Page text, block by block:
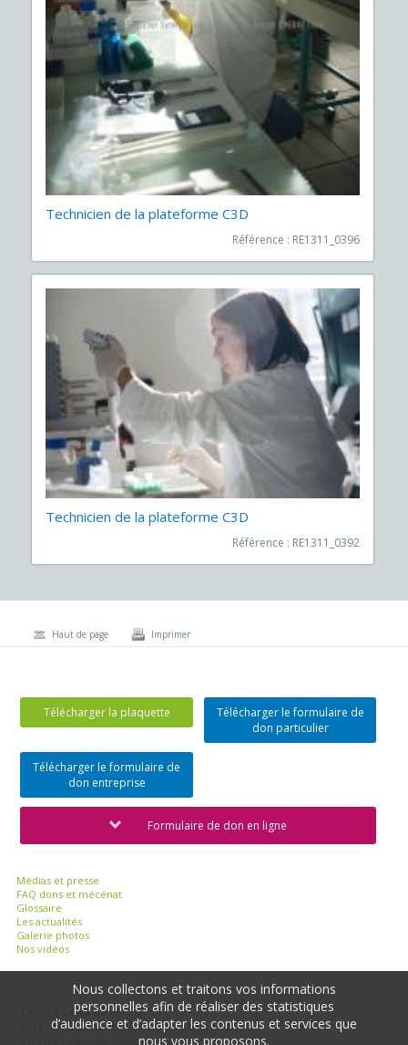
Technicien de la plateforme C3D
Référence : RE1311_0396
Technicien de la plateforme C3D
Référence : RE1311_0392
Haut de page Imprimer
Télécharger la plaquette
Télécharger le formulaire de
don particulier
Télécharger le formulaire de
don entreprise
Formulaire de don en ligne
Médias et presse
FAQ dons et mécénat
Glossaire
Les actualités
Galerie photos
Nos vidéos
Centre Léon Bérard
Direction de la Recherche - Cheney D
Nous collectons et traitons vos informations
personnelles afin de réaliser des statistiques
d’audience et d’adapter les contenus et services que
nous vous proposons.